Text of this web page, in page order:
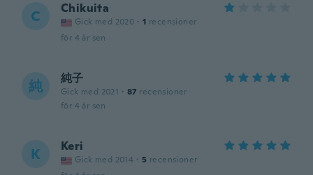
C Chikuita
Gick med 2020 · 1 recensioner
för 4 år sen
純 純子
Gick med 2021 · 87 recensioner
för 4 år sen
K Keri
Gick med 2014 · 5 recensioner